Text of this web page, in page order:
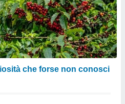
che forse non conosci